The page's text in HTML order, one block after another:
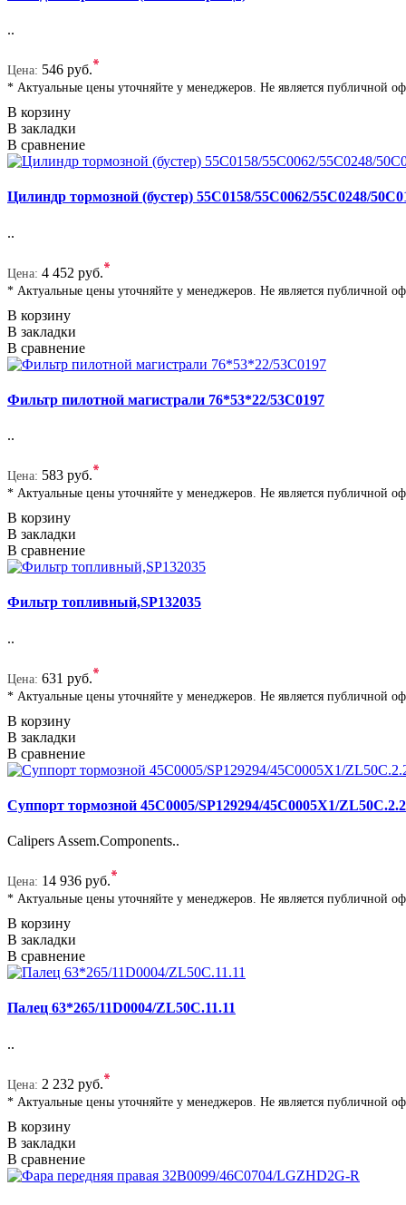
..
Цена: 546 руб.*
* Актуальные цены уточняйте у менеджеров. Не является публичной
В корзину
В закладки
В сравнение
Цилиндр тормозной (бустер) 55C0158/55C0062/55C0248/
..
Цена: 4 452 руб.*
* Актуальные цены уточняйте у менеджеров. Не является публичной
В корзину
В закладки
В сравнение
Фильтр пилотной магистрали 76*53*22/53C0197
..
Цена: 583 руб.*
* Актуальные цены уточняйте у менеджеров. Не является публичной
В корзину
В закладки
В сравнение
Фильтр топливный,SP132035
..
Цена: 631 руб.*
* Актуальные цены уточняйте у менеджеров. Не является публичной
В корзину
В закладки
В сравнение
Суппорт тормозной 45C0005/SP129294/45C0005X1/
Calipers Assem.Components..
Цена: 14 936 руб.*
* Актуальные цены уточняйте у менеджеров. Не является публичной
В корзину
В закладки
В сравнение
Палец 63*265/11D0004/ZL50C.11.11
..
Цена: 2 232 руб.*
* Актуальные цены уточняйте у менеджеров. Не является публичной
В корзину
В закладки
В сравнение